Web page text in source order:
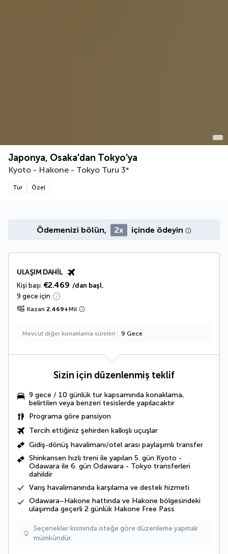
Japonya, Osaka'dan Tokyo'ya
Kyoto - Hakone - Tokyo Turu 3*
Tur Özel
Ödemenizi bölün, 2x içinde ödeyin
ULAŞIM DAHIL
Kişi başı €2.469 /dan başl.
9 gece için
Kazan 2.469+Mil
Mevcut diğer konaklama süreleri 9 Gece
Sizin için düzenlenmiş teklif
9 gece / 10 günlük tur kapsamında konaklama,
belirtilen veya benzeri tesislerde yapılacaktır
Programa göre pansiyon
Tercih ettiğiniz şehirden kalkışlı uçuşlar
Gidiş-dönüş havalimanı/otel arası paylaşımlı transfer
Shinkansen hızlı treni ile yapılan 5. gün Kyoto -
Odawara ile 6. gün Odawara - Tokyo transferleri
dahildir
Varış havalimanında karşılama ve destek hizmeti
Odawara–Hakone hattında ve Hakone bölgesindeki
ulaşımda geçerli 2 günlük Hakone Free Pass
Seçenekler kısmında isteğe göre düzenleme yapmak
mümkündür.